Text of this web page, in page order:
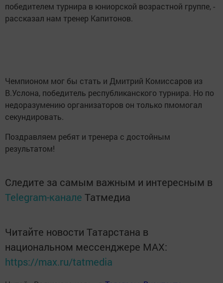
победителем турнира в юниорской возрастной группе, -
рассказал нам тренер Капитонов.
Чемпионом мог бы стать и Дмитрий Комиссаров из
В.Услона, победитель республиканского турнира. Но по
недоразумению организаторов он только пмомогал
секундировать.
Поздравляем ребят и тренера с достойным
результатом!
Следите за самым важным и интересным в
Telegram-канале Татмедиа
Читайте новости Татарстана в
национальном мессенджере MАХ:
https://max.ru/tatmedia